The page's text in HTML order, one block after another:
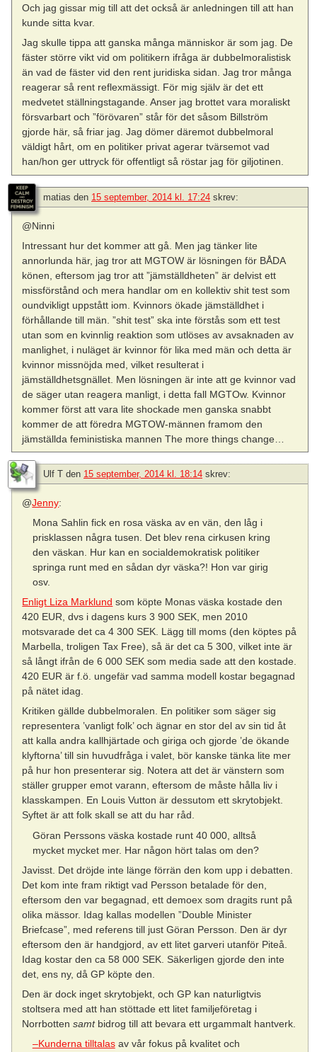
Och jag gissar mig till att det också är anledningen till att han
kunde sitta kvar.
Jag skulle tippa att ganska många människor är som jag. De
fäster större vikt vid om politikern ifråga är dubbelmoralistisk
än vad de fäster vid den rent juridiska sidan. Jag tror många
reagerar så rent reflexmässigt. För mig själv är det ett
medvetet ställningstagande. Anser jag brottet vara moraliskt
försvarbart och ”förövaren” står för det såsom Billström
gjorde här, så friar jag. Jag dömer däremot dubbelmoral
väldigt hårt, om en politiker privat agerar tvärsemot vad
han/hon ger uttryck för offentligt så röstar jag för giljotinen.
matias den 15 september, 2014 kl. 17:24 skrev:
@Ninni
Intressant hur det kommer att gå. Men jag tänker lite
annorlunda här, jag tror att MGTOW är lösningen för BÅDA
könen, eftersom jag tror att ”jämställdheten” är delvist ett
missförstånd och mera handlar om en kollektiv shit test som
oundvikligt uppstått iom. Kvinnors ökade jämställdhet i
förhållande till män. ”shit test” ska inte förstås som ett test
utan som en kvinnlig reaktion som utlöses av avsaknaden av
manlighet, i nuläget är kvinnor för lika med män och detta är
kvinnor missnöjda med, vilket resulterat i
jämställdhetsgnället. Men lösningen är inte att ge kvinnor vad
de säger utan reagera manligt, i detta fall MGTOw. Kvinnor
kommer först att vara lite shockade men ganska snabbt
kommer de att föredra MGTOW-männen framom den
jämställda feministiska mannen The more things change…
Ulf T den 15 september, 2014 kl. 18:14 skrev:
@Jenny:
Mona Sahlin fick en rosa väska av en vän, den låg i
prisklassen några tusen. Det blev rena cirkusen kring
den väskan. Hur kan en socialdemokratisk politiker
springa runt med en sådan dyr väska?! Hon var girig
osv.
Enligt Liza Marklund som köpte Monas väska kostade den
420 EUR, dvs i dagens kurs 3 900 SEK, men 2010
motsvarade det ca 4 300 SEK. Lägg till moms (den köptes på
Marbella, troligen Tax Free), så är det ca 5 300, vilket inte är
så långt ifrån de 6 000 SEK som media sade att den kostade.
420 EUR är f.ö. ungefär vad samma modell kostar begagnad
på nätet idag.
Kritiken gällde dubbelmoralen. En politiker som säger sig
representera ’vanligt folk’ och ägnar en stor del av sin tid åt
att kalla andra kallhjärtade och giriga och gjorde ’de ökande
klyftorna’ till sin huvudfråga i valet, bör kanske tänka lite mer
på hur hon presenterar sig. Notera att det är vänstern som
ställer grupper emot varann, eftersom de måste hålla liv i
klasskampen. En Louis Vutton är dessutom ett skrytobjekt.
Syftet är att folk skall se att du har råd.
Göran Perssons väska kostade runt 40 000, alltså
mycket mycket mer. Har någon hört talas om den?
Javisst. Det dröjde inte länge förrän den kom upp i debatten.
Det kom inte fram riktigt vad Persson betalade för den,
eftersom den var begagnad, ett demoex som dragits runt på
olika mässor. Idag kallas modellen ”Double Minister
Briefcase”, med referens till just Göran Persson. Den är dyr
eftersom den är handgjord, av ett litet garveri utanför Piteå.
Idag kostar den ca 58 000 SEK. Säkerligen gjorde den inte
det, ens ny, då GP köpte den.
Den är dock inget skrytobjekt, och GP kan naturligtvis
stoltsera med att han stöttade ett litet familjeföretag i
Norrbottensamtbidrog till att bevara ett urgammalt hantverk.
–Kunderna tilltalasav vår fokus på kvalitet och